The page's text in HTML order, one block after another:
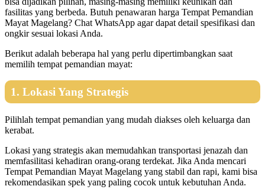
fasilitas yang berbeda. Butuh penawaran harga Tempat Pemandian
Mayat Magelang? Chat WhatsApp agar dapat detail spesifikasi dan
ongkir sesuai lokasi Anda.
Berikut adalah beberapa hal yang perlu dipertimbangkan saat
memilih tempat pemandian mayat:
1. Lokasi Yang Strategis
Pilihlah tempat pemandian yang mudah diakses oleh keluarga dan
kerabat.
Lokasi yang strategis akan memudahkan transportasi jenazah dan
memfasilitasi kehadiran orang-orang terdekat. Jika Anda mencari
Tempat Pemandian Mayat Magelang yang stabil dan rapi, kami bisa
rekomendasikan spek yang paling cocok untuk kebutuhan Anda.